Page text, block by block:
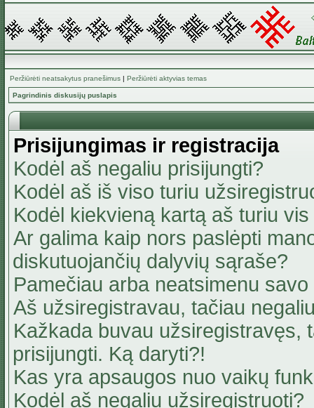
Peržiūrėti neatsakytus pranešimus | Peržiūrėti aktyvias temas
Pagrindinis diskusijų puslapis
Prisijungimas ir registracija
Kodėl aš negaliu prisijungti?
Kodėl aš iš viso turiu
Kodėl kiekvieną kartą aš turiu
Ar galima kaip nors paslėpti
diskutuojančių dalyvių sąraše?
Pamečiau arba neatsimenu
Aš užsiregistravau, tačiau
Kažkada buvau užsiregistravęs,
prisijungti. Ką daryti?!
Kas yra apsaugos nuo vaikų
Kodėl aš negaliu užsiregistruoti?